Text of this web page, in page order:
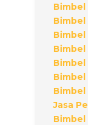
Bimbel
Bimbel
Bimbel
Bimbel
Bimbel
Bimbel
Bimbel
Jasa